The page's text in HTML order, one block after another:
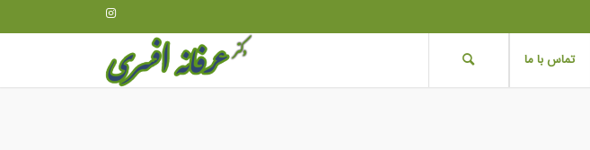
تماس با ما